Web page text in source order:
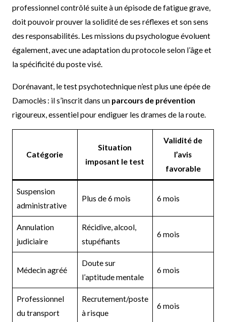
professionnel contrôlé suite à un épisode de fatigue grave,
doit pouvoir prouver la solidité de ses réflexes et son sens
des responsabilités. Les missions du psychologue évoluent
également, avec une adaptation du protocole selon l’âge et
la spécificité du poste visé.
Dorénavant, le test psychotechnique n’est plus une épée de
Damoclès : il s’inscrit dans un parcours de prévention
rigoureux, essentiel pour endiguer les drames de la route.
Catégorie
Situation
imposant le test
Validité de
l’avis
favorable
Suspension
administrative
Plus de 6 mois 6 mois
Annulation
judiciaire
Récidive, alcool,
stupéfiants
6 mois
Médecin agréé
Doute sur
l’aptitude mentale
6 mois
Professionnel
du transport
Recrutement/poste
à risque
6 mois